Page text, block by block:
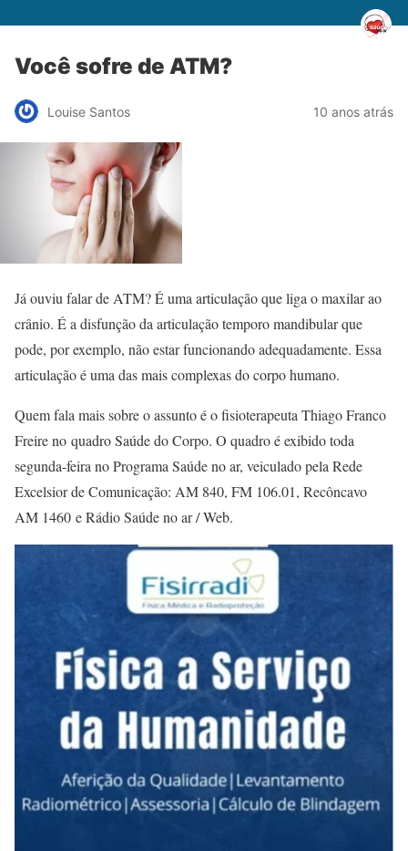
Você sofre de ATM?
Louise Santos 10 anos atrás
Já ouviu falar de ATM? É uma articulação que liga o maxilar ao
crânio. É a disfunção da articulação temporo mandibular que
pode, por exemplo, não estar funcionando adequadamente. Essa
articulação é uma das mais complexas do corpo humano.
Quem fala mais sobre o assunto é o fisioterapeuta Thiago Franco
Freire no quadro Saúde do Corpo. O quadro éexibido toda
segunda-feira no Programa Saúde no ar, veiculado pela Rede
Excelsior de Comunicação: AM 840, FM 106.01, Recôncavo
AM 1460 e Rádio Saúde no ar / Web.